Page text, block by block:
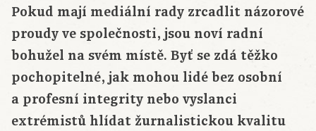
Pokud mají mediální rady zrcadlit názorové
proudy ve společnosti, jsou noví radní
bohužel na svém místě. Byť se zdá těžko
pochopitelné, jak mohou lidé bez osobní
a profesní integrity nebo vyslanci
extrémistů hlídat žurnalistickou kvalitu